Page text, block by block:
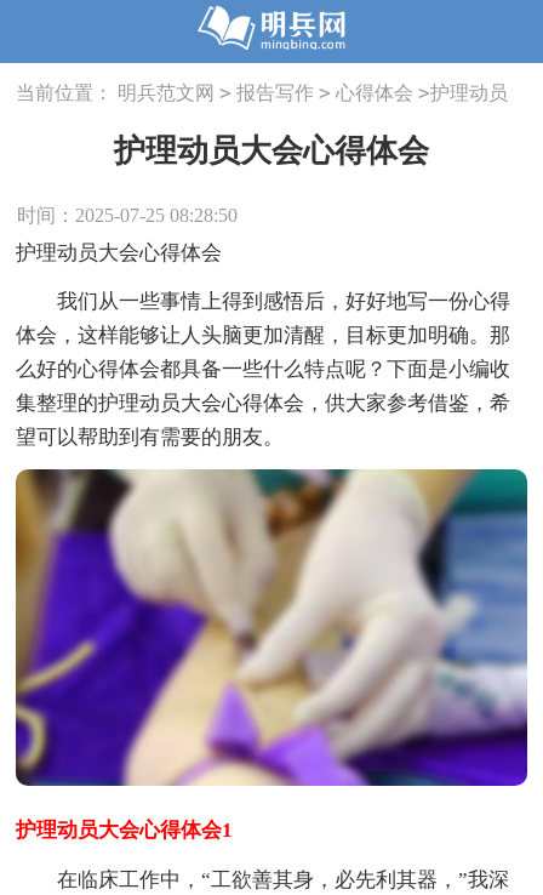
当前位置： 明兵范文网 > 报告写作 > 心得体会 >护理动员
大会心得体会
护理动员大会心得体会
时间：2025-07-25 08:28:50
护理动员大会心得体会
我们从一些事情上得到感悟后，好好地写一份心得
体会，这样能够让人头脑更加清醒，目标更加明确。那
么好的心得体会都具备一些什么特点呢？下面是小编收
集整理的护理动员大会心得体会，供大家参考借鉴，希
望可以帮助到有需要的朋友。
护理动员大会心得体会1
在临床工作中，“工欲善其身，必先利其器，”我深